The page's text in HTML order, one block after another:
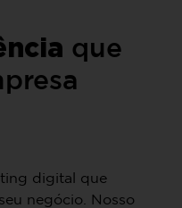
que
digital que
negócio. Nosso